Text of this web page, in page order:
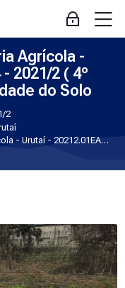
Acessar
Agrícola -
2021/2 ( 4º
do Solo
2
20271. Bacharelado em Engenharia Agrícola - Urutaí - 20212.01EAG20I.4 - 2021/2 ( 4º período ) - 168044 - Fertilidade do Solo